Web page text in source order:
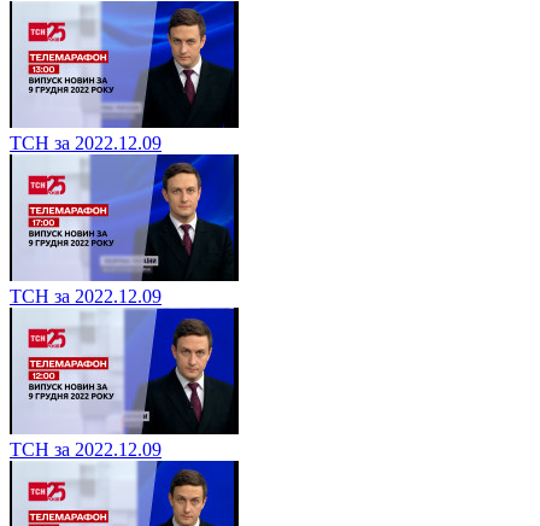
ТСН за 2022.12.09
ТСН за 2022.12.09
ТСН за 2022.12.09